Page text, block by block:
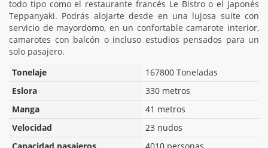
todo tipo como el restaurante francés Le Bistro o el japonés
Teppanyaki. Podrás alojarte desde en una lujosa suite con
servicio de mayordomo, en un confortable camarote interior,
camarotes con balcón o incluso estudios pensados para un
solo pasajero.
Tonelaje
167800 Toneladas
Eslora
330 metros
Manga
41 metros
Velocidad
23 nudos